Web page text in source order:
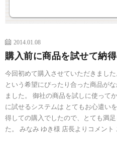
2014.01.08
購入前に商品を試せて納
今回初めて購入させていただきまし
という希望にぴったり合った商品が
ました。 御社の商品を試しに使って
に試せるシステムは とてもお心遣い
得しての購入でしたので、とても満
た。 みなみ ゆき様 店長よりコメン